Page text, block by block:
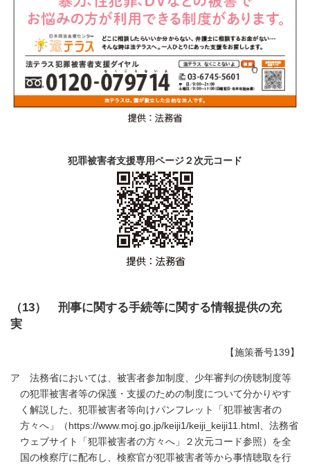
犯罪被害者支援専用ページ２次元コード
（13） 刑事に関する手続等に関する情報提供の充
実
【施策番号139】
ア 法務省においては、被害者参加制度、少年審判の傍聴制度等
の犯罪被害者等の保護・支援のための制度について分かりやす
く解説した、犯罪被害者等向けパンフレット「犯罪被害者の
方々へ」（https://www.moj.go.jp/keiji1/keiji_keiji11.html、法務省
ウェブサイト「犯罪被害者の方々へ」２次元コード参照）を全
国の検察庁に配布し、検察官が犯罪被害者等から事情聴取を行